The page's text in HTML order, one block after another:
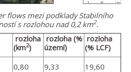
flows mezi podklady Stabilního
s rozlohou nad 0,2 km2.
rozloha
(km2)
rozloha (%
území)
rozloha
(% LCF)
0,80 9,33
19,60